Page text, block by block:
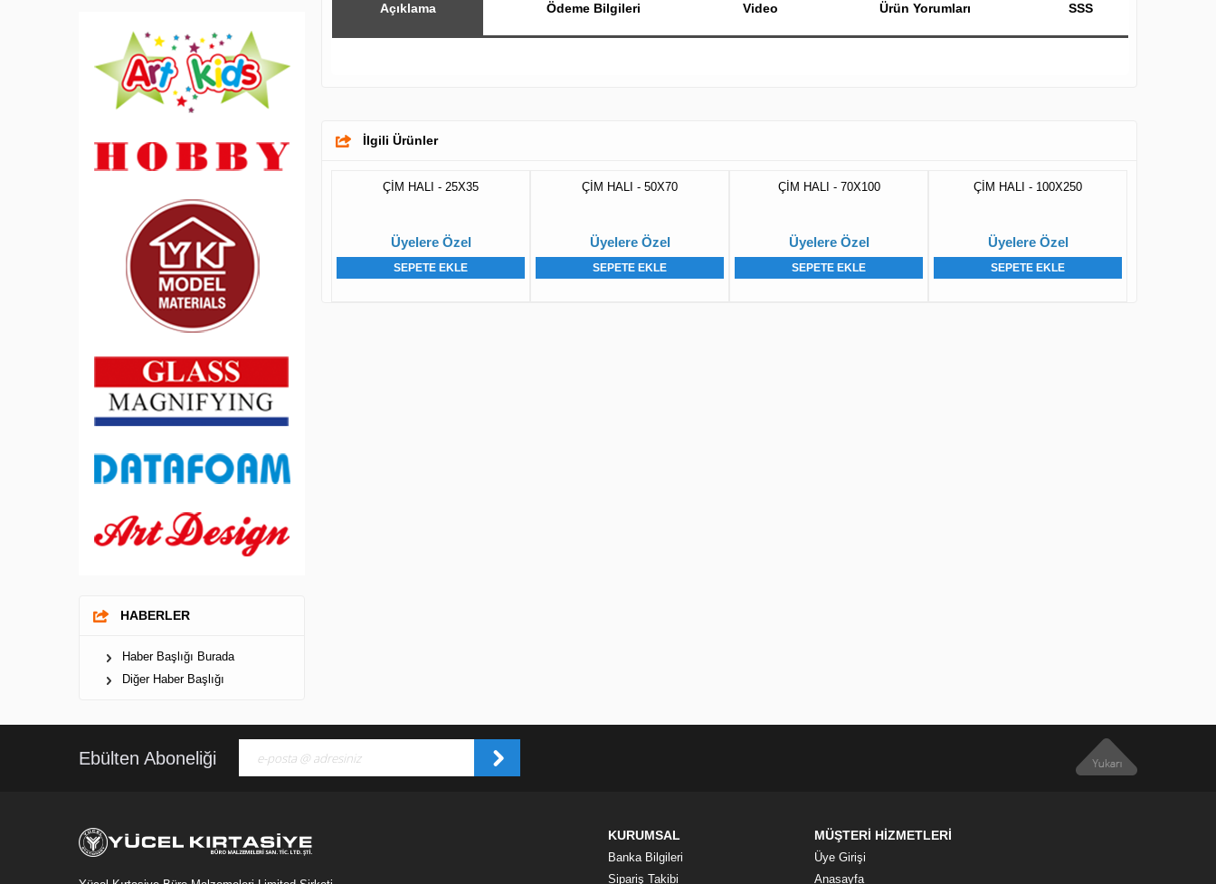
HABERLER
Haber Başlığı Burada
Diğer Haber Başlığı
Açıklama Ödeme Bilgileri Video Ürün Yorumları SSS
İlgili Ürünler
ÇİM HALI - 25X35
Üyelere Özel
SEPETE EKLE
ÇİM HALI - 50X70
Üyelere Özel
SEPETE EKLE
ÇİM HALI - 70X100
Üyelere Özel
SEPETE EKLE
ÇİM HALI - 100X250
Üyelere Özel
SEPETE EKLE
Ebülten Aboneliği
KURUMSAL
Banka Bilgileri
Sipariş Takibi
MÜŞTERİ HİZMETLERİ
Üye Girişi
Anasayfa